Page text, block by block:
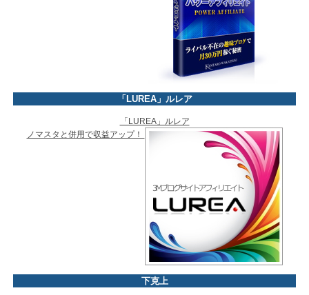
「LUREA」ルレア
「LUREA」ルレア
ノマスタと併用で収益アップ！
下克上